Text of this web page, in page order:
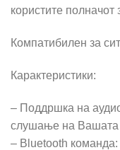
користите
Компатибилен за
Карактеристики:
– Поддршка на
слушање на Вашата
– Bluetooth команда: